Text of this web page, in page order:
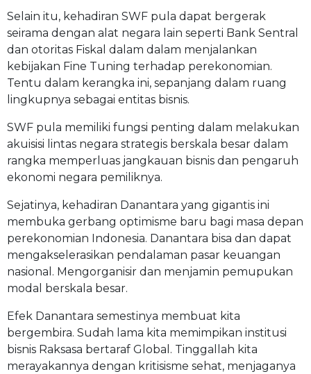
Selain itu, kehadiran SWF pula dapat bergerak
seirama dengan alat negara lain seperti Bank Sentral
dan otoritas Fiskal dalam dalam menjalankan
kebijakan Fine Tuning terhadap perekonomian.
Tentu dalam kerangka ini, sepanjang dalam ruang
lingkupnya sebagai entitas bisnis.
SWF pula memiliki fungsi penting dalam melakukan
akuisisi lintas negara strategis berskala besar dalam
rangka memperluas jangkauan bisnis dan pengaruh
ekonomi negara pemiliknya.
Sejatinya, kehadiran Danantara yang gigantis ini
membuka gerbang optimisme baru bagi masa depan
perekonomian Indonesia. Danantara bisa dan dapat
mengakselerasikan pendalaman pasar keuangan
nasional. Mengorganisir dan menjamin pemupukan
modal berskala besar.
Efek Danantara semestinya membuat kita
bergembira. Sudah lama kita memimpikan institusi
bisnis Raksasa bertaraf Global. Tinggallah kita
merayakannya dengan kritisisme sehat, menjaganya